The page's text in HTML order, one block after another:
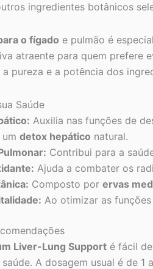
ingredientes botânicos
o fígado e pulmão é
atraente para quem prefere
a pureza e a potência dos
Saúde
Auxilia nas funções de
detox hepático natural.
Contribui para a
Ajuda a combater os
Composto por ervas
Ao otimizar as
Liver-Lung Support é fácil
A dosagem usual é de